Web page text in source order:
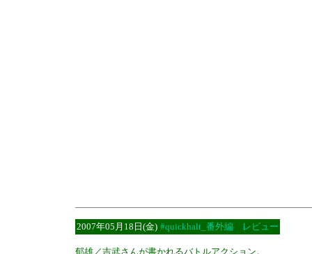
2007年05月18日(金) #quickhalt_番外編 レビュー
郁雄／吉武さんが書かれるバトルアクション。